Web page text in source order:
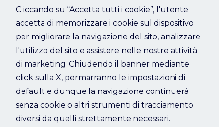
Refresh
Cliccando su “Accetta tutti i cookie”, l'utente
accetta di memorizzare i cookie sul dispositivo
per migliorare la navigazione del sito, analizzare
l'utilizzo del sito e assistere nelle nostre attività
di marketing. Chiudendo il banner mediante
click sulla X, permarranno le impostazioni di
default e dunque la navigazione continuerà
senza cookie o altri strumenti di tracciamento
diversi da quelli strettamente necessari.